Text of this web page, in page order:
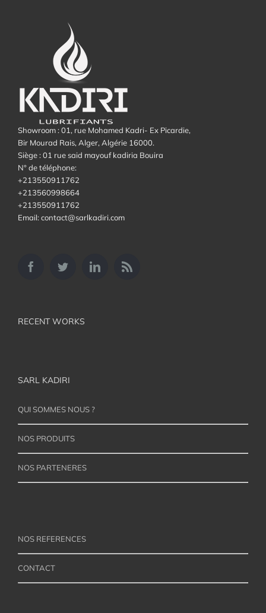
Showroom : 01, rue Mohamed Kadri- Ex Picardie,
Bir Mourad Rais, Alger, Algérie 16000.
Siège : 01 rue said mayouf kadiria Bouira
N° de téléphone:
+213550911762
+213560998664
+213550911762
Email: contact@sarlkadiri.com
RECENT WORKS
SARL KADIRI
QUI SOMMES NOUS ?
NOS PRODUITS
NOS PARTENERES
NOS REFERENCES
CONTACT